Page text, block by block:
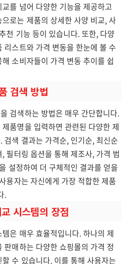
를 넘어 다양한 기능을 제공하고
로는 제품의 상세한 사양 비교, 사
천 기능 등이 있습니다. 또한, 다양
리스트와 가격 변동을 한눈에 볼 수
소비자들이 가격 변동 추이를 쉽
검색 방법
검색하는 방법은 매우 간단합니다.
품명을 입력하면 관련된 다양한 제
검색 결과는 가격순, 인기순, 최신순
필터링 옵션을 통해 제조사, 가격 범
설정하여 더 구체적인 결과를 얻을
용자는 자신에게 가장 적합한 제품
.
시스템의 장점
은 매우 효율적입니다. 하나의 제
판매하는 다양한 쇼핑몰의 가격 정
수 있습니다. 이를 통해 사용자는